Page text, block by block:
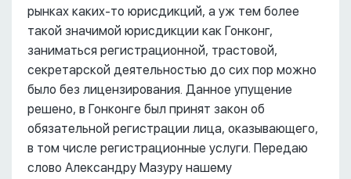
рынках каких-то юрисдикций, а уж тем более
такой значимой юрисдикции как Гонконг,
заниматься регистрационной, трастовой,
секретарской деятельностью до сих пор можно
было без лицензирования. Данное упущение
решено, в Гонконге был принят закон об
обязательной регистрации лица, оказывающего,
в том числе регистрационные услуги. Передаю
слово Александру Мазуру нашему